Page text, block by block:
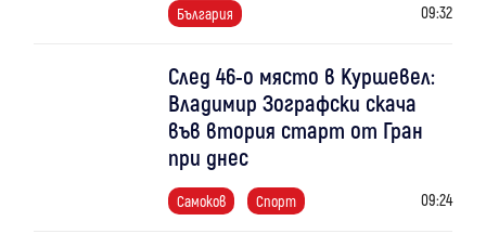
България 09:32
След 46-о място в Куршевел:
Владимир Зографски скача
във втория старт от Гран
при днес
Самоков Спорт 09:24